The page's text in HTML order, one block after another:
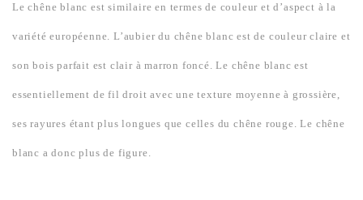
Le chêne blanc est similaire en termes de couleur et d’aspect à la
variété européenne. L’aubier du chêne blanc est de couleur claire et
son bois parfait est clair à marron foncé. Le chêne blanc est
essentiellement de fil droit avec une texture moyenne à grossière,
ses rayures étant plus longues que celles du chêne rouge. Le chêne
blanc a donc plus de figure.